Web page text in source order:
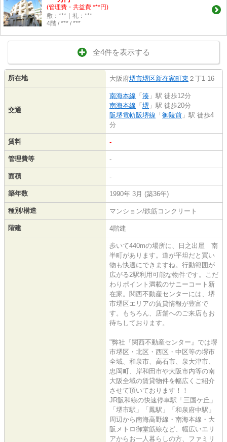
(管理費・共益費 ***円)
敷：***｜礼：***
4階 / *** / ***
全4件を表示する
所在地 大阪府堺市堺区新在家町東 ２丁1-16
交通
南海本線 「 湊 」駅 徒歩12分
南海本線 「 堺 」駅 徒歩20分
阪堺電軌阪堺線 「 御陵前 」駅 徒歩4
分
賃料 -
管理費等 -
面積 -
築年数 1990年 3月 (築36年)
種別/構造 マンション/鉄筋コンクリート
階建 4階建
歩いて440mの場所に、日之出屋 南
半町があります。道が平坦だと買い
物も快適にできますね。行動範囲が
広がる2駅利用可能な物件です。こだ
わりポイント満載のサニーコート新
在家。関西不動産センターには、堺
市堺区エリアの賃貸情報が豊富で
す。もちろん、店舗へのご来店もお
待ちしております。
"弊社『関西不動産センター』では堺
市堺区・北区・西区・中区等の堺市
全域、和泉市、高石市、泉大津市、
忠岡町、岸和田市や大阪市内等の南
大阪全域の賃貸物件を幅広くご紹介
させて頂いております！！
JR阪和線の快速停車駅「三国ケ丘」
「堺市駅」「鳳駅」「和泉府中駅」
周辺から南海高野線・南海本線・大
阪メトロ御堂筋線など、幅広いエリ
アからお一人暮らしの方、ファミリ